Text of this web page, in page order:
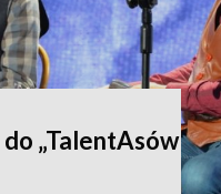
„TalentAsów